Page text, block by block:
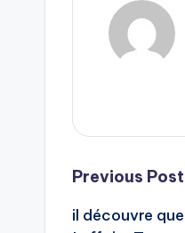
Post
Previous Post
il découvre